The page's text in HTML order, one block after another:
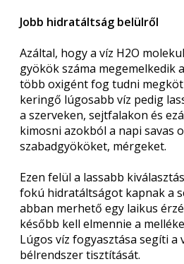
Jobb hidratáltság belülről
Azáltal, hogy a víz H2O
gyökök száma megemelkedik
több oxigént fog tudni
keringő lúgosabb víz pedig
a szerveken, sejtfalakon és
kimosni azokból a napi savas
szabadgyököket, mérgeket.
Ezen felül a lassabb
fokú hidratáltságot kapnak a
abban merhető egy laikus
később kell elmennie a
Lúgos víz fogyasztása segíti a
bélrendszer tisztítását.